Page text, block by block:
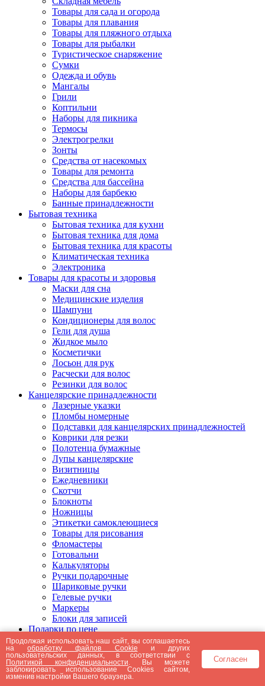
Товары для сада и огорода
Товары для плавания
Товары для пляжного отдыха
Товары для рыбалки
Туристическое снаряжение
Сумки
Одежда и обувь
Мангалы
Грили
Коптильни
Наборы для пикника
Термосы
Электрогрелки
Зонты
Средства от насекомых
Товары для ремонта
Средства для бассейна
Наборы для барбекю
Банные принадлежности
Бытовая техника
Бытовая техника для кухни
Бытовая техника для дома
Бытовая техника для красоты
Климатическая техника
Электроника
Товары для красоты и здоровья
Маски для сна
Медицинские изделия
Шампуни
Кондиционеры для волос
Гели для душа
Жидкое мыло
Косметички
Лосьон для рук
Расчески для волос
Резинки для волос
Канцелярские принадлежности
Лазерные указки
Пломбы номерные
Подставки для канцелярских принадлежностей
Коврики для резки
Полотенца бумажные
Лупы канцелярские
Визитницы
Ежедневники
Скотчи
Блокноты
Ножницы
Этикетки самоклеющиеся
Товары для рисования
Фломастеры
Готовальни
Калькуляторы
Ручки подарочные
Шариковые ручки
Гелевые ручки
Маркеры
Блоки для записей
Подарки по цене
Подарки от 5000 рублей
Подарки до 5000 рублей
Подарки до 3000 рублей
Подарки до 2000 рублей
Подарки до 1000 рублей
Продолжая использовать наш сайт, вы соглашаетесь
наобработку файлов Cookie и других
пользовательских данных, в соответствии с
Политикой конфиденциальности . Вы можете
заблокировать использование Cookies сайтом,
изменив настройки Вашего браузера.
Согласен